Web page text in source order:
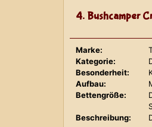
4. Bushcamper
Marke:
Kategorie:
Besonderheit:
Aufbau:
Bettengröße:
Beschreibung: